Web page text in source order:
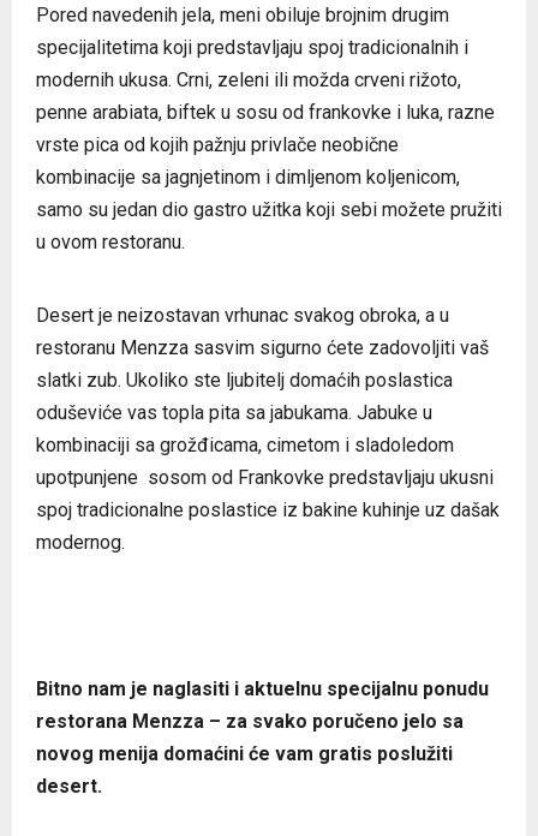
Pored navedenih jela, meni obiluje brojnim drugim
specijalitetima koji predstavljaju spoj tradicionalnih i
modernih ukusa. Crni, zeleni ili možda crveni rižoto,
penne arabiata, biftek u sosu od frankovke i luka, razne
vrste pica od kojih pažnju privlače neobične
kombinacije sa jagnjetinom i dimljenom koljenicom,
samo su jedan dio gastro užitka koji sebi možete pružiti
u ovom restoranu.
Desert je neizostavan vrhunac svakog obroka, a u
restoranu Menzza sasvim sigurno ćete zadovoljiti vaš
slatki zub. Ukoliko ste ljubitelj domaćih poslastica
oduševiće vas topla pita sa jabukama. Jabuke u
kombinaciji sa grožđicama, cimetom i sladoledom
upotpunjene sosom od Frankovke predstavljaju ukusni
spoj tradicionalne poslastice iz bakine kuhinje uz dašak
modernog.
Bitno nam je naglasiti i aktuelnu specijalnu ponudu
restorana Menzza – za svako poručeno jelo sa
novog menija domaćini će vam gratis poslužiti
desert.